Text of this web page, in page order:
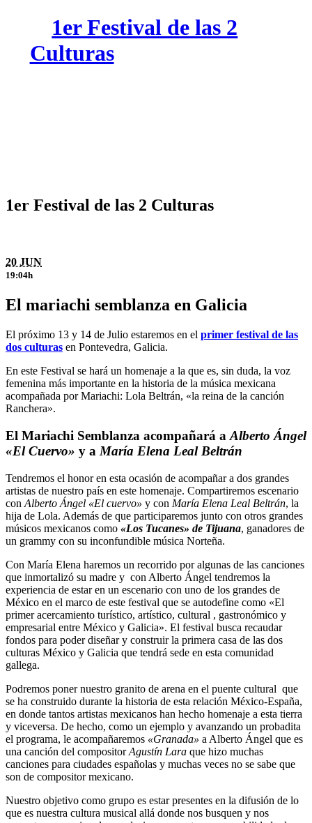
1er Festival de las 2
Culturas
1er Festival de las 2 Culturas
20 JUN
19:04h
El mariachi semblanza en Galicia
El próximo 13 y 14 de Julio estaremos en el primer festival de las
dos culturas en Pontevedra, Galicia.
En este Festival se hará un homenaje a la que es, sin duda, la voz
femenina más importante en la historia de la música mexicana
acompañada por Mariachi: Lola Beltrán, «la reina de la canción
Ranchera».
El Mariachi Semblanza acompañará a Alberto Ángel
«El Cuervo» y a María Elena Leal Beltrán
Tendremos el honor en esta ocasión de acompañar a dos grandes
artistas de nuestro país en este homenaje. Compartiremos escenario
con Alberto Ángel «El cuervo» y con María Elena Leal Beltrán, la
hija de Lola. Además de que participaremos junto con otros grandes
músicos mexicanos como «Los Tucanes» de Tijuana, ganadores de
un grammy con su inconfundible música Norteña.
Con María Elena haremos un recorrido por algunas de las canciones
que inmortalizó su madre y con Alberto Ángel tendremos la
experiencia de estar en un escenario con uno de los grandes de
México en el marco de este festival que se autodefine como «El
primer acercamiento turístico, artístico, cultural , gastronómico y
empresarial entre México y Galicia». El festival busca recaudar
fondos para poder diseñar y construir la primera casa de las dos
culturas México y Galicia que tendrá sede en esta comunidad
gallega.
Podremos poner nuestro granito de arena en el puente cultural que
se ha construido durante la historia de esta relación México-España,
en donde tantos artistas mexicanos han hecho homenaje a esta tierra
y viceversa. De hecho, como un ejemplo y avanzando un probadita
el programa, le acompañaremos «Granada» a Alberto Ángel que es
una canción del compositorAgustín Lara que hizo muchas
canciones para ciudades españolas y muchas veces no se sabe que
son de compositor mexicano.
Nuestro objetivo como grupo es estar presentes en la difusión de lo
que es nuestra cultura musical allá donde nos busquen y nos